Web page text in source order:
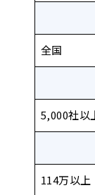
対応
求人
主な
全国
5,000社以
114万以上